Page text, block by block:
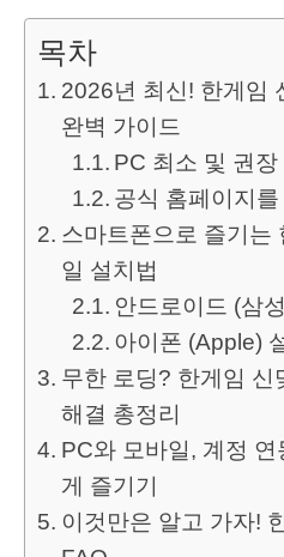
목차
2026년 최신! 한게임
완벽 가이드
PC 최소 및 권장
공식 홈페이지
스마트폰으로 즐기는
일 설치법
안드로이드 (삼
아이폰 (Apple)
무한 로딩? 한게임 신
해결 총정리
PC와 모바일, 계정
게 즐기기
이것만은 알고 가자!